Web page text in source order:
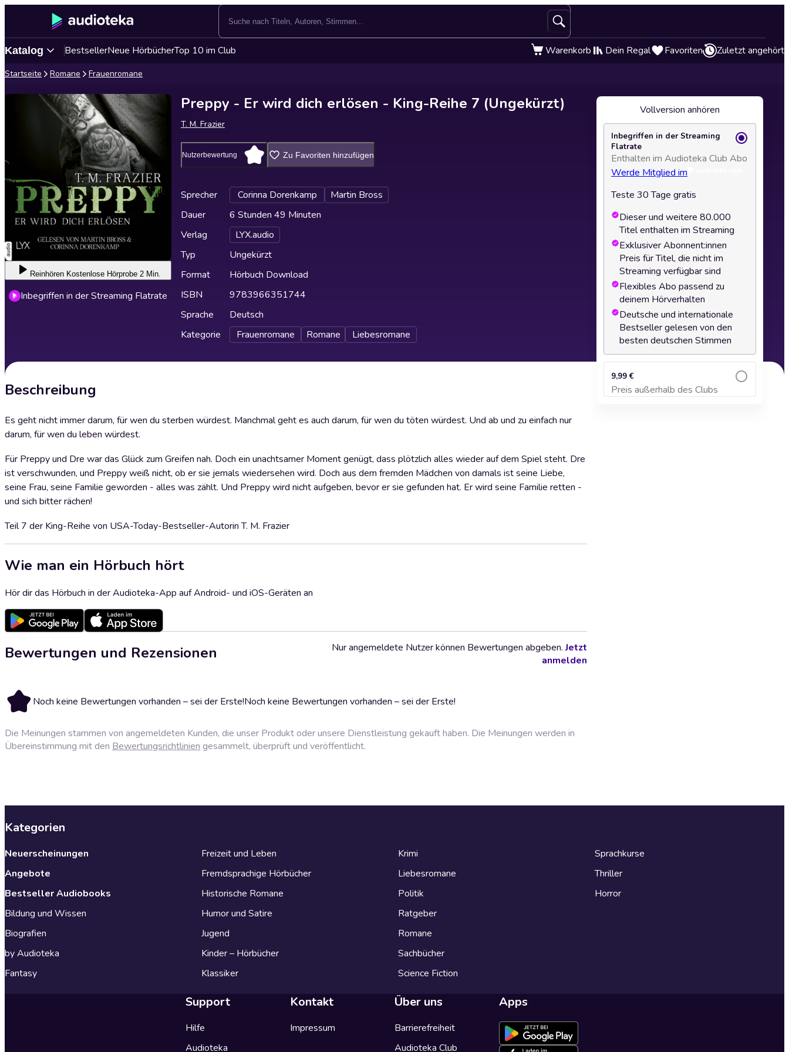
Katalog BestsellerNeue HörbücherTop 10 im Club Warenkorb Dein Regal Favoriten Zuletzt angehört
Startseite Romane Frauenromane
Reinhören Kostenlose Hörprobe 2 Min.
Inbegriffen in der Streaming Flatrate
Preppy - Er wird dich erlösen - King-Reihe 7 (Ungekürzt)
T. M. Frazier
Nutzerbewertung Zu Favoriten hinzufügen
Sprecher Corinna Dorenkamp
Martin Bross
Dauer
6 Stunden 49 Minuten
Verlag
LYX.audio
Typ
Ungekürzt
Format
Hörbuch Download
ISBN
9783966351744
Sprache
Deutsch
Kategorie
Frauenromane Romane Liebesromane
Beschreibung
Es geht nicht immer darum, für wen du sterben würdest. Manchmal geht es auch darum, für wen du töten würdest. Und ab und zu einfach nur
darum, für wen du leben würdest.
Für Preppy und Dre war das Glück zum Greifen nah. Doch ein unachtsamer Moment genügt, dass plötzlich alles wieder auf dem Spiel steht. Dre
ist verschwunden, und Preppy weiß nicht, ob er sie jemals wiedersehen wird. Doch aus dem fremden Mädchen von damals ist seine Liebe,
seine Frau, seine Familie geworden - alles was zählt. Und Preppy wird nicht aufgeben, bevor er sie gefunden hat. Er wird seine Familie retten -
und sich bitter rächen!
Teil 7 der King-Reihe von USA-Today-Bestseller-Autorin T. M. Frazier
Wie man ein Hörbuch hört
Hör dir das Hörbuch in der Audioteka-App auf Android- und iOS-Geräten an
Bewertungen und Rezensionen
Noch keine Bewertungen vorhanden – sei der Erste!Noch keine Bewertungen vorhanden – sei der Erste!
Nur angemeldete Nutzer können Bewertungen abgeben.Jetzt
anmelden
Die Meinungen stammen von angemeldeten Kunden, die unser Produkt oder unsere Dienstleistung gekauft haben. Die Meinungen werden in
Übereinstimmung mit den Bewertungsrichtlinien gesammelt, überprüft und veröffentlicht.
Vollversion anhören
Inbegriffen in der Streaming
Flatrate
Enthalten im Audioteka Club Abo
Werde Mitglied im
Teste 30 Tage gratis
Dieser und weitere 80.000
Titel enthalten im Streaming
Exklusiver Abonnent:innen
Preis für Titel, die nicht im
Streaming verfügbar sind
Flexibles Abo passend zu
deinem Hörverhalten
Deutsche und internationale
Bestseller gelesen von den
besten deutschen Stimmen
9,99 €
Preis außerhalb des Clubs
Zum Warenkorb hinzufügen
Kategorien
Neuerscheinungen
Angebote
Bestseller Audiobooks
Bildung und Wissen
Biografien
by Audioteka
Fantasy
Freizeit und Leben
Fremdsprachige Hörbücher
Historische Romane
Humor und Satire
Jugend
Kinder – Hörbücher
Klassiker
Krimi
Liebesromane
Politik
Ratgeber
Romane
Sachbücher
Science Fiction
Sprachkurse
Thriller
Horror
Support
Hilfe
Audioteka
Kontakt
Impressum
Über uns
Barrierefreiheit
Audioteka Club
Apps